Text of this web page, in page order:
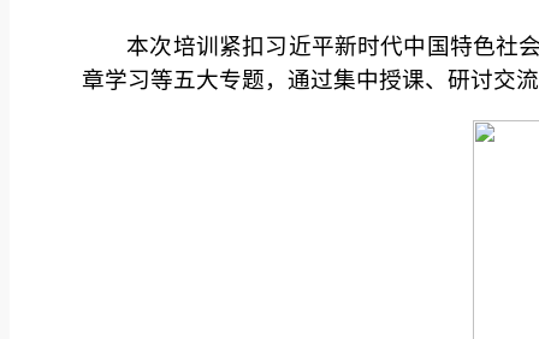
本次培训紧扣习近平新时代中国特色社
章学习等五大专题，通过集中授课、研讨交